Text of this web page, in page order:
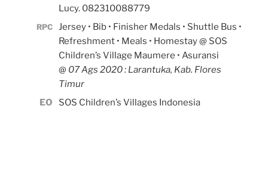
Lucy. 082310088779
RPC
Jersey • Bib • Finisher Medals • Shuttle Bus •
Refreshment • Meals • Homestay @ SOS
Children’s Village Maumere • Asuransi
@ 07 Ags 2020 : Larantuka, Kab. Flores
Timur
EO
SOS Children’s Villages Indonesia